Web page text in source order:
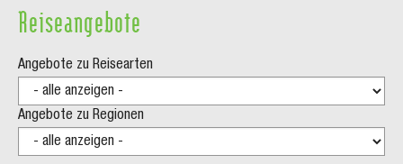
Reiseangebote
Angebote zu Reisearten
Angebote zu Regionen